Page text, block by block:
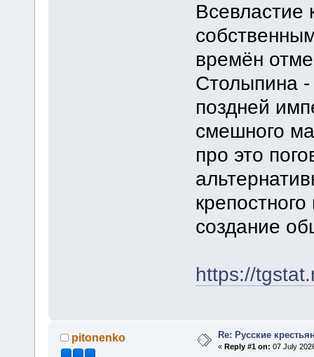
Всевластие
времён
Столыпина
поздней
смешного
про это
создание
https://
pitonenko Re: Русские
« Reply #1 on: 07 July